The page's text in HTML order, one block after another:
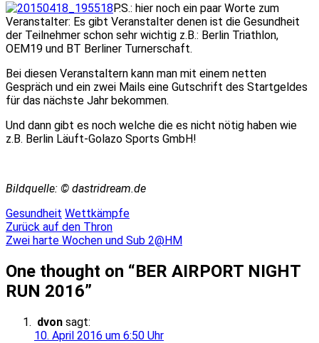
P.S.: hier noch ein paar Worte zum
Veranstalter: Es gibt Veranstalter denen ist die Gesundheit
der Teilnehmer schon sehr wichtig z.B.: Berlin Triathlon,
OEM19 und BT Berliner Turnerschaft.
Bei diesen Veranstaltern kann man mit einem netten
Gespräch und ein zwei Mails eine Gutschrift des Startgeldes
für das nächste Jahr bekommen.
Und dann gibt es noch welche die es nicht nötig haben wie
z.B. Berlin Läuft-Golazo Sports GmbH!
Bildquelle: © dastridream.de
Gesundheit Wettkämpfe
Beitragsnavigation
Zurück auf den Thron
Zwei harte Wochen und Sub 2@HM
One thought on “BER AIRPORT NIGHT
RUN 2016”
dvon sagt:
10. April 2016 um 6:50 Uhr